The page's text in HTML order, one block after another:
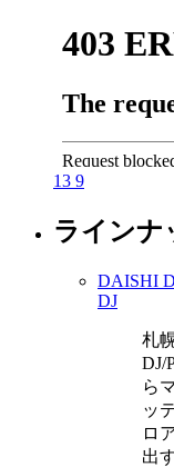
13 9
ラインナ
DAISHI
DJ
札
DJ/
ら
ッ
ロ
出